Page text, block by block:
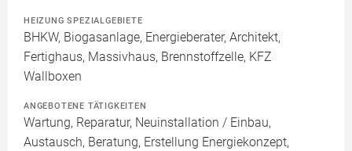
HEIZUNG SPEZIALGEBIETE
BHKW, Biogasanlage, Energieberater, Architekt,
Fertighaus, Massivhaus, Brennstoffzelle, KFZ
Wallboxen
ANGEBOTENE TÄTIGKEITEN
Wartung, Reparatur, Neuinstallation / Einbau,
Austausch, Beratung, Erstellung Energiekonzept,